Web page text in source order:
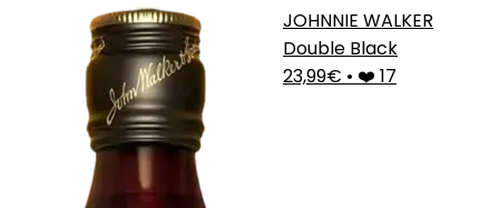
JOHNNIE WALKER
Double Black
23,99€ • ❤️ 17